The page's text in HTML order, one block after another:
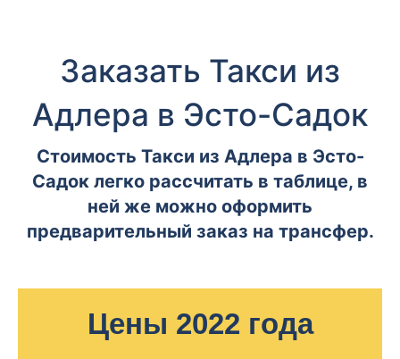
Заказать Такси из
Адлера в Эсто-Садок
Стоимость Такси из Адлера в Эсто-
Садок легко рассчитать в таблице, в
ней же можно оформить
предварительный заказ на трансфер.
Цены 2022 года